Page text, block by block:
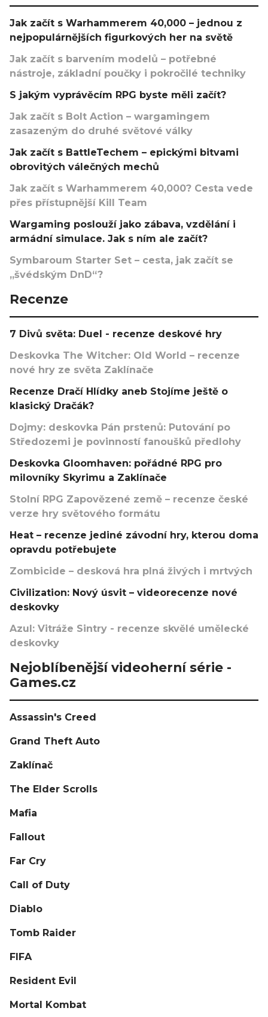
Jak začít s Warhammerem 40,000 – jednou z
nejpopulárnějších figurkových her na světě
Jak začít s barvením modelů – potřebné
nástroje, základní poučky i pokročilé techniky
S jakým vyprávěcím RPG byste měli začít?
Jak začít s Bolt Action – wargamingem
zasazeným do druhé světové války
Jak začít s BattleTechem – epickými bitvami
obrovitých válečných mechů
Jak začít s Warhammerem 40,000? Cesta vede
přes přístupnější Kill Team
Wargaming poslouží jako zábava, vzdělání i
armádní simulace. Jak s ním ale začít?
Symbaroum Starter Set – cesta, jak začít se
„švédským DnD“?
Recenze
7 Divů světa: Duel - recenze deskové hry
Deskovka The Witcher: Old World – recenze
nové hry ze světa Zaklínače
Recenze Dračí Hlídky aneb Stojíme ještě o
klasický Dračák?
Dojmy: deskovka Pán prstenů: Putování po
Středozemi je povinností fanoušků předlohy
Deskovka Gloomhaven: pořádné RPG pro
milovníky Skyrimu a Zaklínače
Stolní RPG Zapovězené země – recenze české
verze hry světového formátu
Heat – recenze jediné závodní hry, kterou doma
opravdu potřebujete
Zombicide – desková hra plná živých i mrtvých
Civilization: Nový úsvit – videorecenze nové
deskovky
Azul: Vitráže Sintry - recenze skvělé umělecké
deskovky
Nejoblíbenější videoherní série -
Games.cz
Assassin's Creed
Grand Theft Auto
Zaklínač
The Elder Scrolls
Mafia
Fallout
Far Cry
Call of Duty
Diablo
Tomb Raider
FIFA
Resident Evil
Mortal Kombat